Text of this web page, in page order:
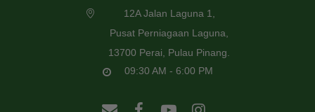
12A Jalan Laguna 1,
Pusat Perniagaan Laguna,
13700 Perai, Pulau Pinang.
09:30 AM - 6:00 PM